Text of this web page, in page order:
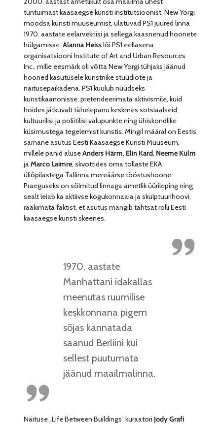
tuntuimast kaasaegse kunsti institutsioonist, New Yorgi
moodsa kunsti muuseumist, ulatuvad PS1 juured linna
1970. aastate eelarvekriisi ja sellega kaasnenud hoonete
hülgamisse.Alanna Heisslõi PS1 eellasena
organisatsiooni Institute of Art and Urban Resources
Inc., mille eesmärk oli võtta New Yorgi tühjaks jäänud
hooned kasutusele kunstnike stuudiote ja
näitusepaikadena. PS1 kuulub nüüdseks
kunstikaanonisse, pretendeerimata aktivismile, kuid
hoides jätkuvalt tähelepanu keskmes sotsiaalseid,
kultuurilisi ja poliitilisi valupunkte ning ühiskondlike
küsimustega tegelemist kunstis. Mingil määral on Eestis
sarnane asutus Eesti Kaasaegse Kunsti Muuseum,
millele panid aluseAnders Härm, Elin Kard, Neeme Külm
jaMarco Laimre, skvottides oma tollaste EKA
üliõpilastega Tallinna mereäärse tööstushoone.
Praeguseks on sõlmitud linnaga ametlik üürileping ning
sealt leiab ka aktiivse kogukonnaaia ja skulptuurihoovi,
rääkimata faktist, et asutus mängib tähtsat rolli Eesti
kaasaegse kunsti skeenes.
1970. aastate
Manhattani idakallas
meenutas ruumilise
keskkonnana pigem
sõjas kannatada
saanud Berliini kui
sellest puutumata
jäänud maailmalinna.
Näituse „Life Between Buildings” kuraatori Jody Grafi